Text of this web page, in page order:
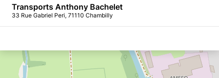
Transports Anthony Bachelet
33 Rue Gabriel Peri, 71110 Chambilly